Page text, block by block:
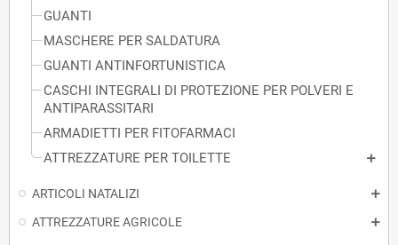
GUANTI
MASCHERE PER SALDATURA
GUANTI ANTINFORTUNISTICA
CASCHI INTEGRALI DI PROTEZIONE PER POLVERI E
ANTIPARASSITARI
ARMADIETTI PER FITOFARMACI
ATTREZZATURE PER TOILETTE
ARTICOLI NATALIZI
ATTREZZATURE AGRICOLE